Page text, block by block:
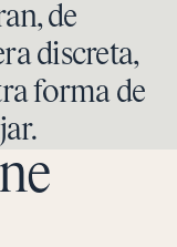
de
discreta,
forma de